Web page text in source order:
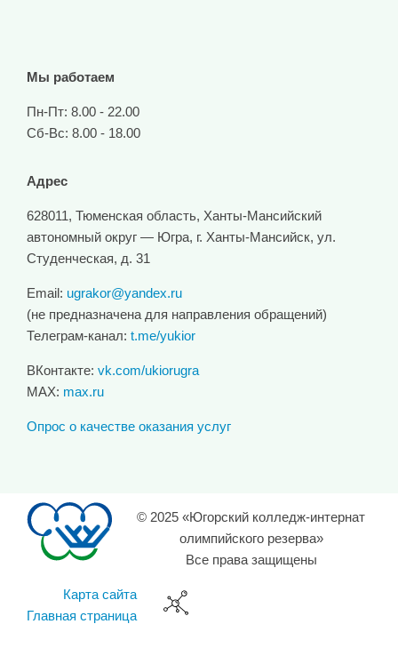
Мы работаем
Пн-Пт: 8.00 - 22.00
Сб-Вс: 8.00 - 18.00
Адрес
628011, Тюменская область, Ханты-Мансийский
автономный округ — Югра, г. Ханты-Мансийск, ул.
Студенческая, д. 31
Email: ugrakor@yandex.ru
(не предназначена для направления обращений)
Телеграм-канал: t.me/yukior
ВКонтакте: vk.com/ukiorugra
MAX: max.ru
Опрос о качестве оказания услуг
© 2025 «Югорский колледж-интернат
олимпийского резерва»
Все права защищены
Карта сайта
Главная страница